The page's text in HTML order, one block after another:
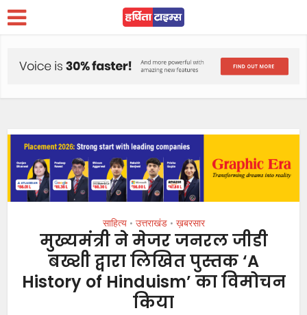
साहित्य • उत्तराखंड • ख़बरसार
मुख्यमंत्री ने मेजर जनरल जीडी
बख्शी द्वारा लिखित पुस्तक ‘A
History of Hinduism’ का विमोचन
किया